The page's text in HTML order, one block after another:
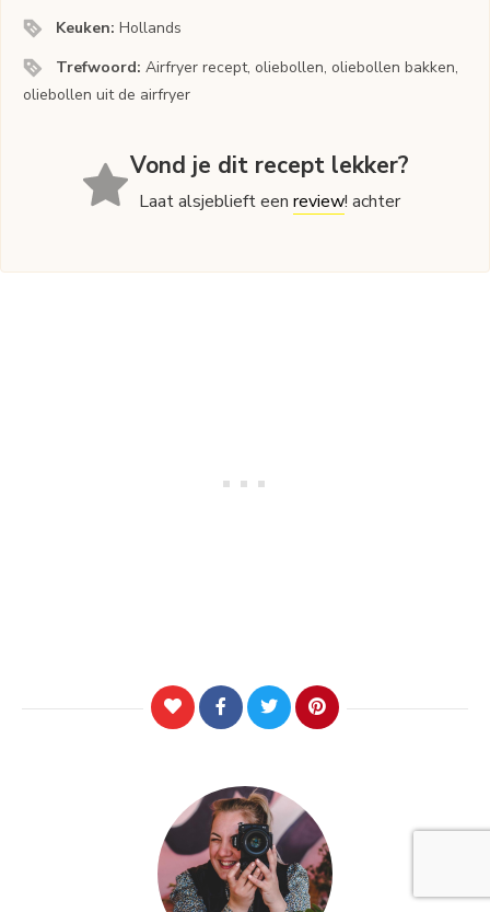
Keuken:Hollands
Trefwoord:Airfryer recept, oliebollen, oliebollen bakken,
oliebollen uit de airfryer
Vond je dit recept lekker?
Laat alsjeblieft eenreview! achter